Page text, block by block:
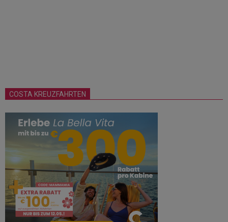
COSTA KREUZFAHRTEN